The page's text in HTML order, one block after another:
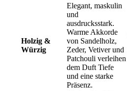
Holzig &
Würzig
Elegant, maskulin
und
ausdrucksstark.
Warme Akkorde
von Sandelholz,
Zeder, Vetiver und
Patchouli verleihen
dem Duft Tiefe
und eine starke
Präsenz.